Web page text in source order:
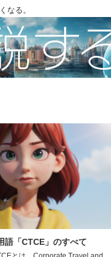
なる。
語「CTCE」のすべて